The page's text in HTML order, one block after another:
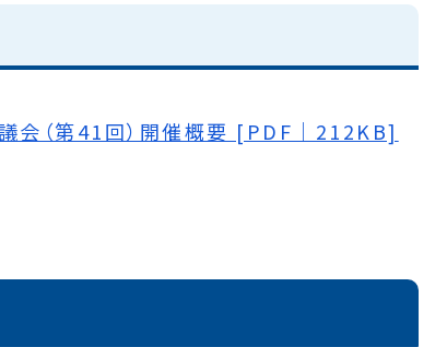
会（第41回）開催概要 [PDF｜212KB]